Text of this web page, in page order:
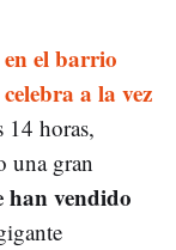
el barrio
a la vez
14 horas,
una gran
han vendido